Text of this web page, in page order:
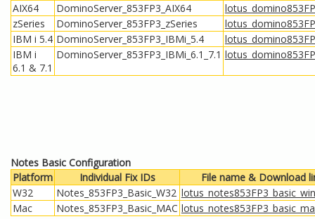
AIX64
DominoServer_853FP3_AIX64
zSeries
DominoServer_853FP3_zSeries
IBM i 5.4 DominoServer_853FP3_IBMi_5.4
IBM i
6.1 & 7.1
DominoServer_853FP3_IBMi_6.1_7.1
Notes Basic Configuration
Platform
Individual Fix IDs
File name & Download
W32
Notes_853FP3_Basic_W32
Mac
Notes_853FP3_Basic_MAC